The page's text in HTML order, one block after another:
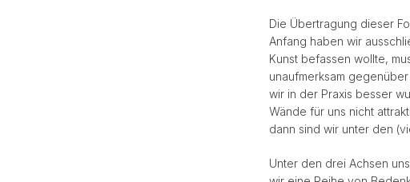
Die Übertragung dieser
Anfang haben wir
Kunst befassen wollte,
unaufmerksam
wir in der Praxis besser
Wände für uns nicht
dann sind wir unter den
Unter den drei Achsen